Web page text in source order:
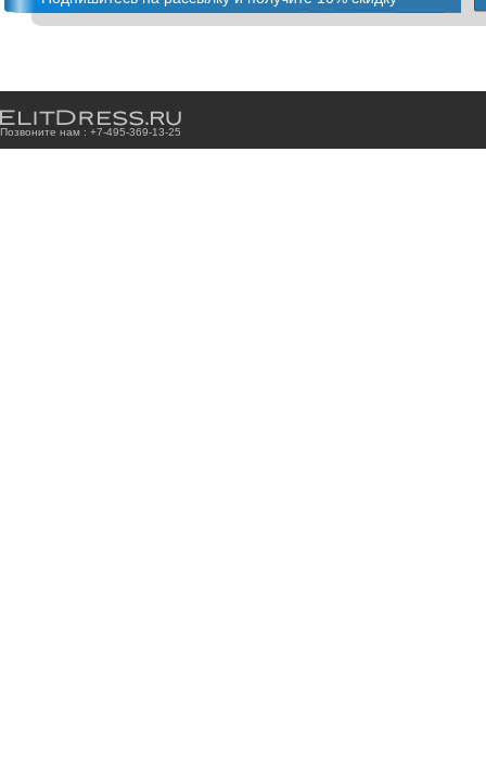
Позвоните нам : +7-495-369-13-25